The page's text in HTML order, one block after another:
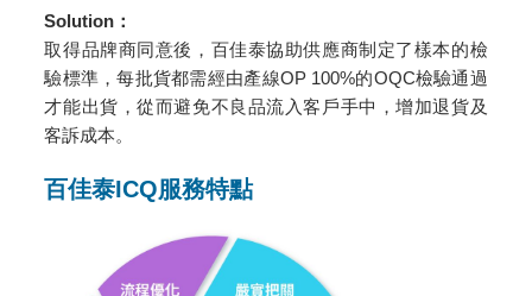
Solution ：
取得品牌商同意後，百佳泰協助供應商制定了樣本的檢
驗標準，每批貨都需經由產線OP 100%的OQC檢驗通過
才能出貨，從而避免不良品流入客戶手中，增加退貨及
客訴成本。
百佳泰ICQ服務特點